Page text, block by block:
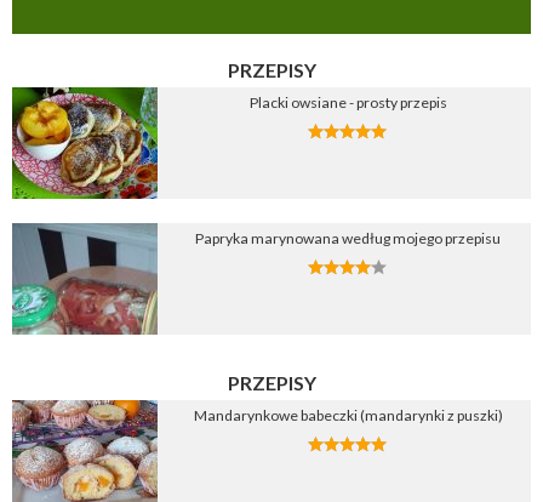
PRZEPISY
Placki owsiane - prosty przepis
Papryka marynowana według mojego przepisu
PRZEPISY
Mandarynkowe babeczki (mandarynki z puszki)